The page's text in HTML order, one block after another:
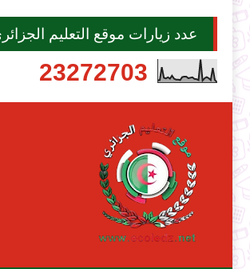
عدد زيارات موقع التعليم
23272703